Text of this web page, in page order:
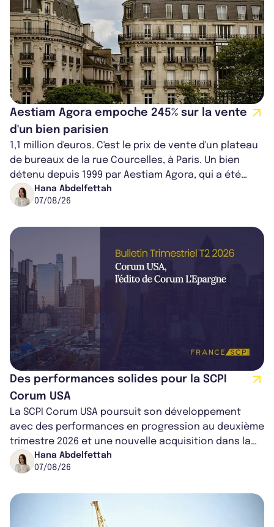
Aestiam Agora empoche 245% sur la vente
d'un bien parisien
1,1 million d'euros. C'est le prix de vente d'un plateau
de bureaux de la rue Courcelles, à Paris. Un bien
détenu depuis 1999 par Aestiam Agora, qui a été
cédé avec une plus-value...
Hana Abdelfettah
07/08/26
Des performances solides pour la SCPI
Corum USA
La SCPI Corum USA poursuit son développement
avec des performances en progression au deuxième
trimestre 2026 et une nouvelle acquisition dans la
région de Chicago. Entre hausse de...
Hana Abdelfettah
07/08/26